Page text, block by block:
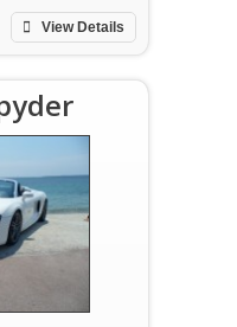
View Details